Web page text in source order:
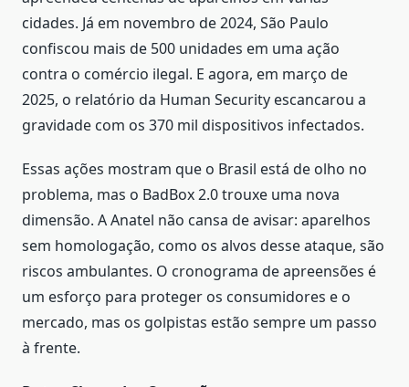
cidades. Já em novembro de 2024, São Paulo
confiscou mais de 500 unidades em uma ação
contra o comércio ilegal. E agora, em março de
2025, o relatório da Human Security escancarou a
gravidade com os 370 mil dispositivos infectados.
Essas ações mostram que o Brasil está de olho no
problema, mas o BadBox 2.0 trouxe uma nova
dimensão. A Anatel não cansa de avisar: aparelhos
sem homologação, como os alvos desse ataque, são
riscos ambulantes. O cronograma de apreensões é
um esforço para proteger os consumidores e o
mercado, mas os golpistas estão sempre um passo
à frente.